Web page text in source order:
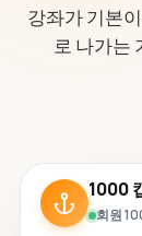
강좌가 기본
로 나가는
1000
회원